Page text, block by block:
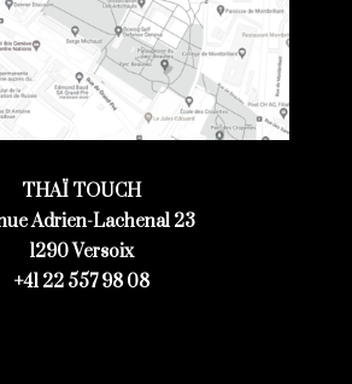
THAÏ TOUCH
Adrien-Lachenal 23
1290 Versoix
+41 22 557 98 08